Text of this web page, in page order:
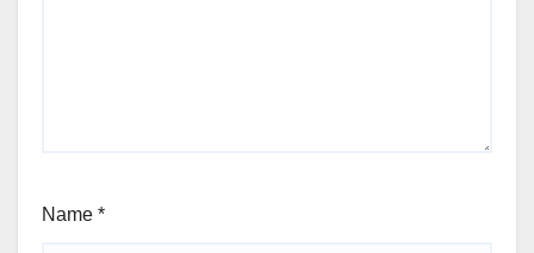
Name *